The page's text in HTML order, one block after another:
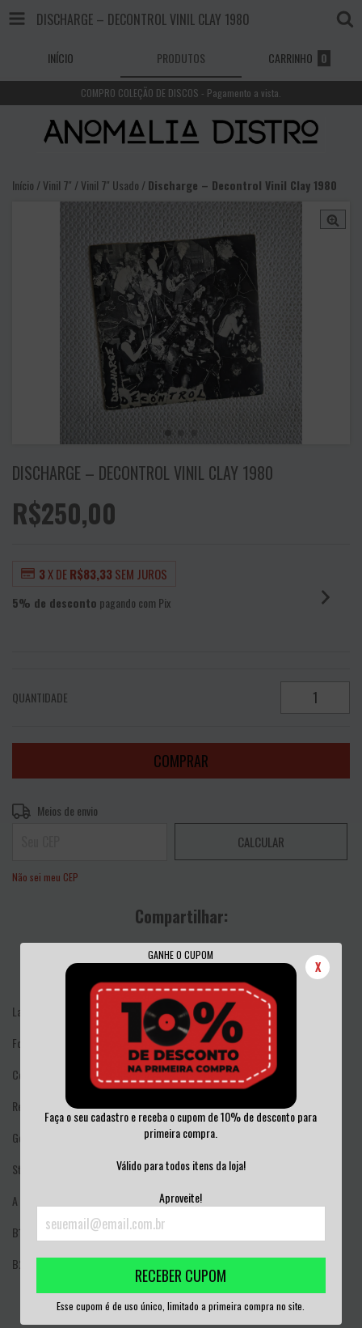
GANHE O CUPOM
X
Faça o seu cadastro e receba o cupom de 10% de desconto para
primeira compra.
Válido para todos itens da loja!
Aproveite!
RECEBER CUPOM
Esse cupom é de uso único, limitado a primeira compra no site.
DISCHARGE – DECONTROL VINIL CLAY 1980
INÍCIO PRODUTOS CARRINHO 0
COMPRO COLEÇÃO DE DISCOS - Pagamento a vista.
Início /Vinil 7'' /Vinil 7'' Usado /Discharge – Decontrol Vinil Clay 1980
DISCHARGE – DECONTROL VINIL CLAY 1980
R$250,00
3X DER$83,33SEM JUROS
5% de desconto pagando com Pix
QUANTIDADE
Entregas para o CEP:
Meios de envio
CALCULAR
Não sei meu CEP
Compartilhar:
Label: Clay Records
Format: Vinyl, 7", 45 RPM, Single
Country: UK
Released: Sep 1980
Genre: Rock
Style: Punk, Hardcore
A
B1
It's No T.V. Sketch 1:34
B2